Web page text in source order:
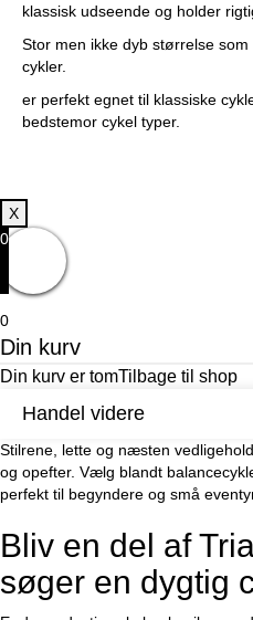
klassisk udseende og holder
Stor men ikke dyb størrelse
cykler.
er perfekt egnet til klassiske
bedstemor cykel typer.
X
0
0
Din kurv
Din kurv er tomTilbage til shop
Handel videre
Stilrene, lette og næsten
og opefter. Vælg blandt
perfekt til begyndere og små
Bliv en del af
søger en dygtig